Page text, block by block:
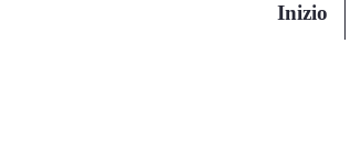
Inizio